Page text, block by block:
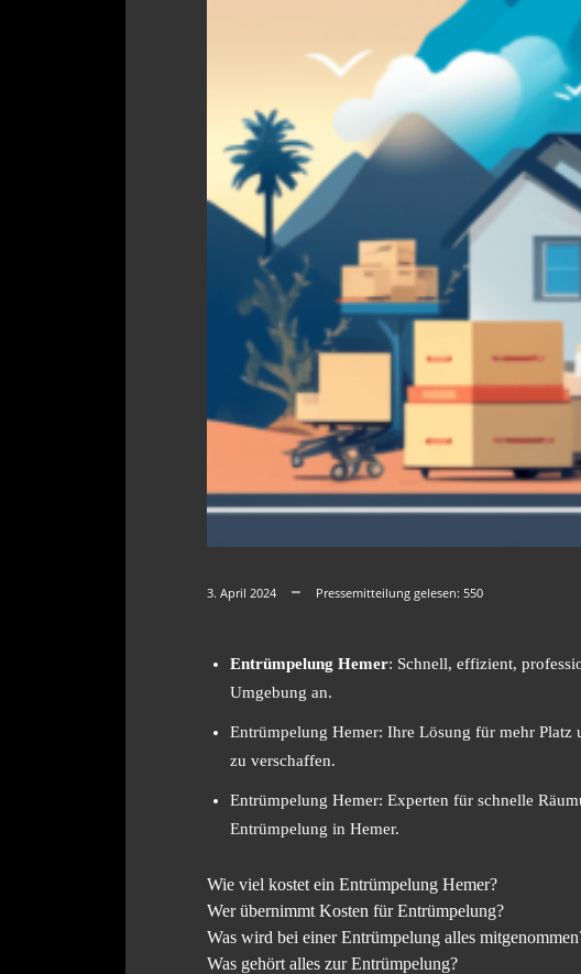
3. April 2024 Pressemitteilung gelesen: 550
Entrümpelung Hemer: Schnell, effizient,
Umgebung an.
Entrümpelung Hemer: Ihre Lösung für mehr
zu verschaffen.
Entrümpelung Hemer: Experten für schnelle
Entrümpelung in Hemer.
Wie viel kostet ein Entrümpelung Hemer?
Wer übernimmt Kosten für Entrümpelung?
Was wird bei einer Entrümpelung alles
Was gehört alles zur Entrümpelung?